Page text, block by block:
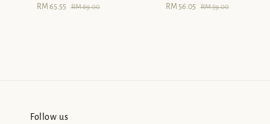
Sale
RM 65.55 Regular
RM 69.00
Sale
RM 56.05 Regular
RM 59.00
Follow us